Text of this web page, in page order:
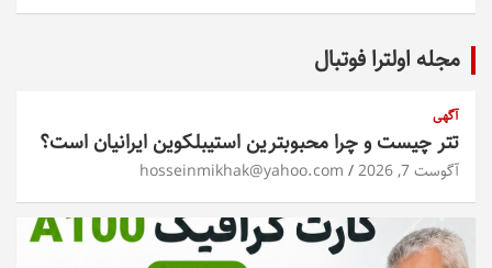
مجله اولترا فوتبال
آگهی
تتر چیست و چرا محبوبترین استیبلکوین ایرانیان است؟
آگوست 7, 2026 hosseinmikhak@yahoo.com